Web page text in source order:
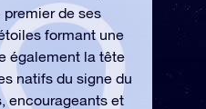
premier de ses
formant une
également la tête
natifs du signe du
encourageants et